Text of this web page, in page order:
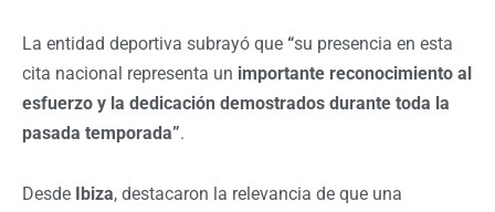
La entidad deportiva subrayó que “su presencia en esta
cita nacional representa un importante reconocimiento al
esfuerzo y la dedicación demostrados durante toda la
pasada temporada”.
Desde Ibiza, destacaron la relevancia de que una